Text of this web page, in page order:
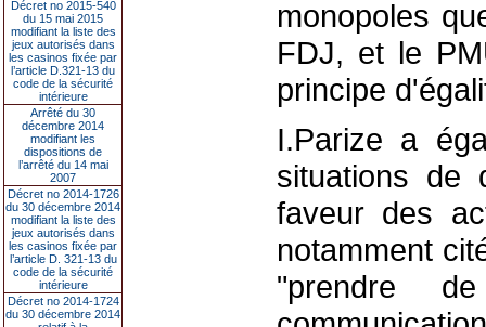
Décret no 2015-540
du 15 mai 2015
modifiant la liste des
jeux autorisés dans
les casinos fixée par
l’article D.321-13 du
code de la sécurité
intérieure
Arrêté du 30
décembre 2014
modifiant les
dispositions de
l’arrêté du 14 mai
2007
Décret no 2014-1726
du 30 décembre 2014
modifiant la liste des
jeux autorisés dans
les casinos fixée par
l’article D. 321-13 du
code de la sécurité
intérieure
Décret no 2014-1724
du 30 décembre 2014
monopoles
FDJ, et le
principe
I.Parize a
situations de
faveur des
notamment
"prendre